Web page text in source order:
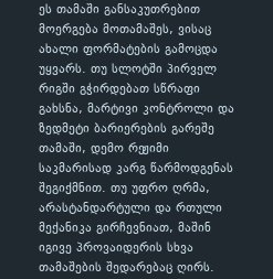
ეს თამაში განსაკუთრებით
მოერგება მოთამაშეს, ვისაც
ახალი ფორმატების გამოცდა
უყვარს. თუ სლოტში პირველ
რიგში გჭირდებათ სწრაფი
გახსნა, მარტივი კონტროლი და
ზედმეტი ბარიერების გარეშე
თამაში, დემო რეჟიმი
საკმარისად კარგ წარმოდგენას
შეგიქმნით. თუ უფრო ღრმა,
არასტანდარტული და რთული
მექანიკა გირჩევნიათ, მაშინ
იგივე პროვაიდერის სხვა
თამაშების შედარებაც ღირს.